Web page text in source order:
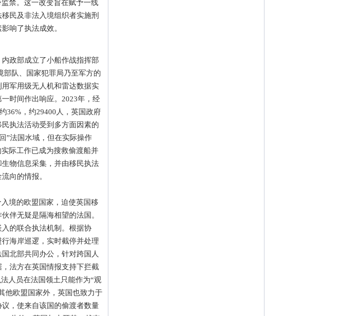
禁。这一改变旨在赋予一线
民及非法入境组织者实施刑
响了执法成效。
政部成立了小船作战指挥部
部队、国家犯罪局乃至军方的
军用级无人机和雷达数据实
时间作出响应。2023年，经
36%，约29400人，英国政府
执法活动受到多方面因素的
”法国水域，但在实际操作
际工作已成为搜救偷渡船并
物信息采集，并由移民执法
向的情报。
境的欧盟国家，迫使英国移
伴无疑是隔海相望的法国。
的联合执法机制。根据协
海岸巡逻，实时截停并处理
北部共同办公，针对跨国人
法方在英国情报支持下拦截
人员在法国领土只能作为“观
他欧盟国家外，英国也致力于
，使来自该国的偷渡者数量